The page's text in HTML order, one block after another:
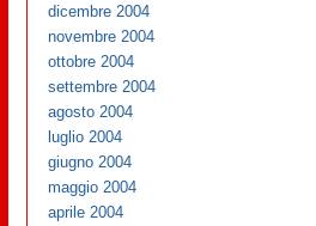
dicembre 2004
novembre 2004
ottobre 2004
settembre 2004
agosto 2004
luglio 2004
giugno 2004
maggio 2004
aprile 2004